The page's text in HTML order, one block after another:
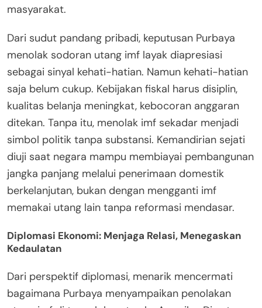
masyarakat.
Dari sudut pandang pribadi, keputusan Purbaya
menolak sodoran utang imf layak diapresiasi
sebagai sinyal kehati-hatian. Namun kehati-hatian
saja belum cukup. Kebijakan fiskal harus disiplin,
kualitas belanja meningkat, kebocoran anggaran
ditekan. Tanpa itu, menolak imf sekadar menjadi
simbol politik tanpa substansi. Kemandirian sejati
diuji saat negara mampu membiayai pembangunan
jangka panjang melalui penerimaan domestik
berkelanjutan, bukan dengan mengganti imf
memakai utang lain tanpa reformasi mendasar.
Diplomasi Ekonomi: Menjaga Relasi, Menegaskan
Kedaulatan
Dari perspektif diplomasi, menarik mencermati
bagaimana Purbaya menyampaikan penolakan